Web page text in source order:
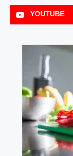
YOUTUBE